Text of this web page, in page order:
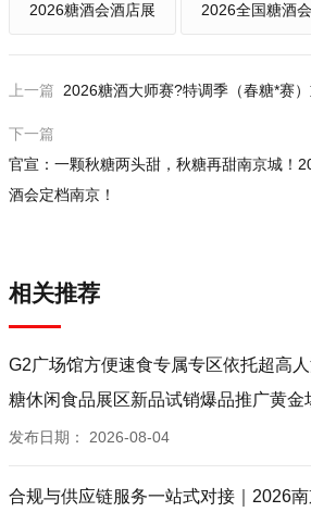
2026糖酒会酒店展 2026全国糖酒
上一篇 2026糖酒大师赛?特调季（春糖*赛）
下一篇
官宣：一颗秋糖两头甜，秋糖再甜南京城！
酒会定档南京！
相关推荐
G2广场馆方便速食专属专区依托超高
糖休闲食品展区新品试销爆品推广黄金
发布日期： 2026-08-04
合规与供应链服务一站式对接｜2026